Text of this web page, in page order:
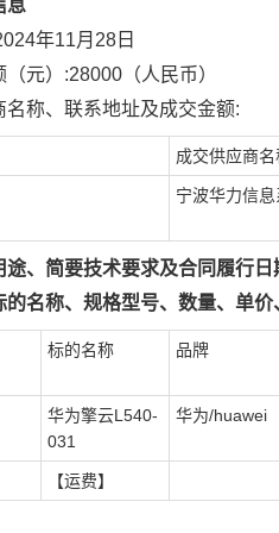
息
年11月28日
（元）:28000 （人民币）
名称、联系地址及成交金额:
成交供应商名
宁波华力信
途、简要技术要求及合同履行日
的名称、规格型号、数量、单价
标的名称 品牌
华为擎云L540-
031
华为/huawei
【运费】